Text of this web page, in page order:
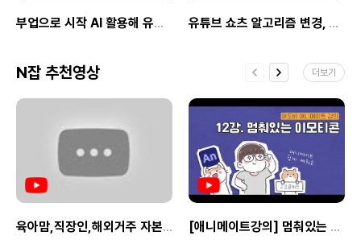
등에서 창업/부업 콘텐츠를 운영 중인
크리에이터디지털 노마드, N잡러, 마케터,
어필리에이트 신청하기간단한 폼 작성 (이름,
연락처 등)전용 추천 링크 지급 → 복붙해서
부업으로 시작 AI 활용해 유튜브 수익 채널만 9개 만든 50세 직장인 유튜브 쇼츠 알고리즘 변경, 99%가 모르는 진짜 본질을 ChatGPT로 찾아봤습니다.
N잡 추천영상 더보기
육아맘,직장인,해외거주 자본금 없이【하루 10분이면】할 수 있는 블루오션 꿀 부업 [애니메이트강의] 멈춰있는 이모티콘 만들기